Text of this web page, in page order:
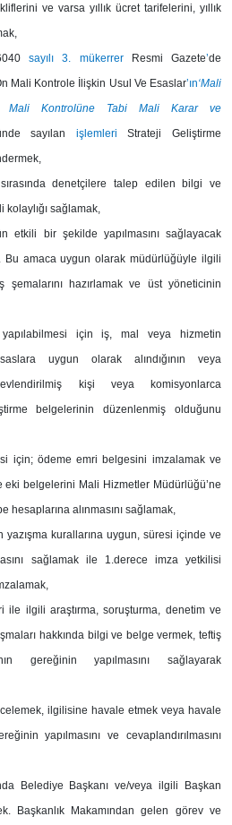
ve varsa yıllık ücret tarifelerini, yıllık
sayılı 3. mükerrer Resmi Gazete’de
Mali Kontrole İlişkin Usul Ve Esaslar’ın‘Mali
Mali Kontrolüne Tabi Mali Karar ve
sayılan işlemleri Strateji Geliştirme
denetçilere talep edilen bilgi ve
sağlamak,
etkili bir şekilde yapılmasını sağlayacak
Bu amaca uygun olarak müdürlüğüyle ilgili
şemalarını hazırlamak ve üst yöneticinin
için iş, mal veya hizmetin
uygun olarak alındığının veya
kişi veya komisyonlarca
belgelerinin düzenlenmiş olduğunu
için; ödeme emri belgesini imzalamak ve
belgelerini Mali Hizmetler Müdürlüğü’ne
alınmasını sağlamak,
yazışma kurallarına uygun, süresi içinde ve
sağlamak ile 1.derece imza yetkilisi
ile ilgili araştırma, soruşturma, denetim ve
hakkında bilgi ve belge vermek, teftiş
gereğinin yapılmasını sağlayarak
ilgilisine havale etmek veya havale
yapılmasını ve cevaplandırılmasını
Belediye Başkanı ve/veya ilgili Başkan
Başkanlık Makamından gelen görev ve